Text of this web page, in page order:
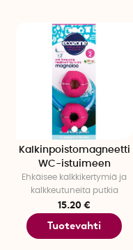
Kalkinpoistomagneetti
WC-istuimeen
Ehkäisee kalkkikertymiä ja
kalkkeutuneita putkia
15.20 €
Tuotevahti